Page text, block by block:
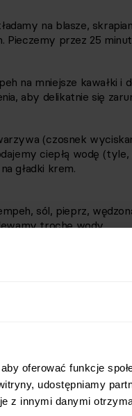
oferować funkcje
udostępniamy
z innymi danymi
na blasze,
Pieczemy przez 25
na mniejsze kawałki
aby delikatnie się
(czosnek
ciepłą wodę
gładki krem.
sól, pieprz,
trochę wody.